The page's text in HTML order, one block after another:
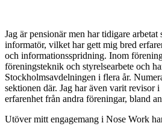
Jag är pensionär men har tidigare
informatör, vilket har gett mig bred
och informationsspridning. Inom
föreningsteknik och styrelsearbete och
Stockholmsavdelningen i flera år.
sektionen där. Jag har även varit revisor
erfarenhet från andra föreningar, bland
Utöver mitt engagemang i Nose Work